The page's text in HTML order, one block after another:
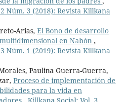
Núm. 3 (2018): Revista Killkana
Arias, El Bono de desarrollo
en Nabón ,
Núm. 1 (2019): Revista Killkana
Paulina Guerra-Guerra,
Proceso de implementación de
para la vida en